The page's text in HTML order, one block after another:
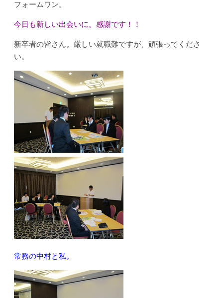
フォームワン。
今日も新しい出会いに。感謝です！！
新卒者の皆さん。厳しい就職難ですが、頑張ってくださ
い。
常務の中村と私。